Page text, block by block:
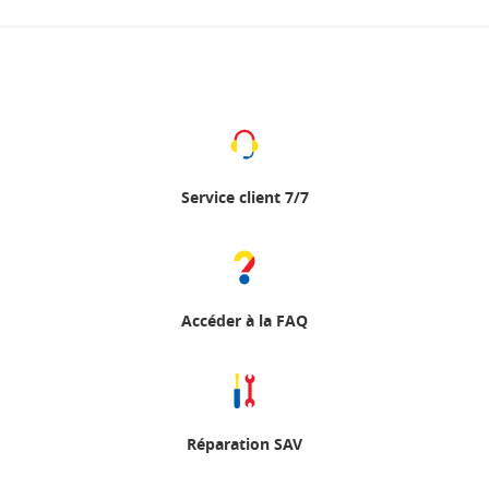
Service client 7/7
Accéder à la FAQ
Réparation SAV